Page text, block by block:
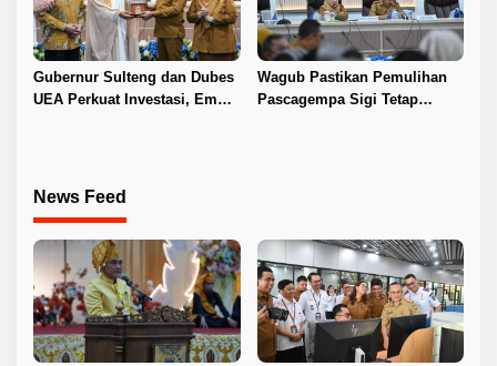
Gubernur Sulteng dan Dubes
UEA Perkuat Investasi, Empat
Wagub Pastikan Pemulihan
Pascagempa Sigi Tetap
News Feed